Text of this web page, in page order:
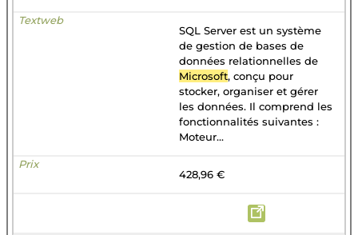
SQL Server est un système
de gestion de bases de
données relationnelles de
Microsoft, conçu pour
stocker, organiser et gérer
les données. Il comprend les
fonctionnalités suivantes :
Moteur...
428,96 €